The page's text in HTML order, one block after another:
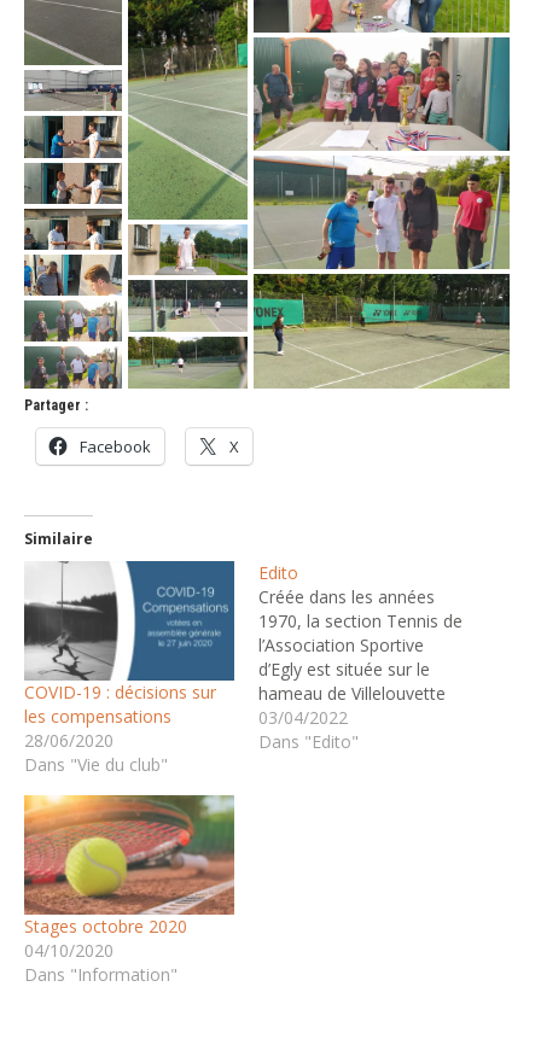
Partager :
Facebook X
Similaire
COVID-19 : décisions sur
les compensations
28/06/2020
Dans "Vie du club"
Edito
Créée dans les années
1970, la section Tennis de
l’Association Sportive
d’Egly est située sur le
hameau de Villelouvette
de la commune d’Egly.
Installé dans un espace
03/04/2022
Dans "Edito"
Stages octobre 2020
04/10/2020
Dans "Information"